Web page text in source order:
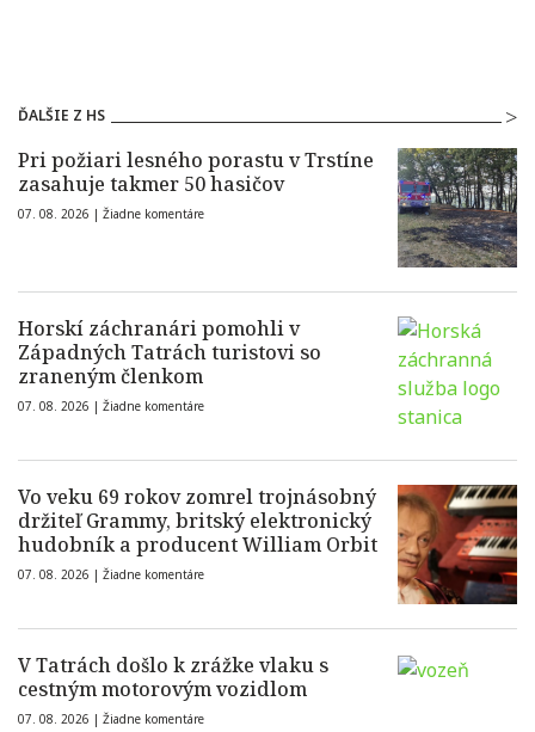
ĎALŠIE Z HS
Pri požiari lesného porastu v Trstíne
zasahuje takmer 50 hasičov
07. 08. 2026 | Žiadne komentáre
Horskí záchranári pomohli v
Západných Tatrách turistovi so
zraneným členkom
07. 08. 2026 | Žiadne komentáre
Vo veku 69 rokov zomrel trojnásobný
držiteľ Grammy, britský elektronický
hudobník a producent William Orbit
07. 08. 2026 | Žiadne komentáre
V Tatrách došlo k zrážke vlaku s
cestným motorovým vozidlom
07. 08. 2026 | Žiadne komentáre